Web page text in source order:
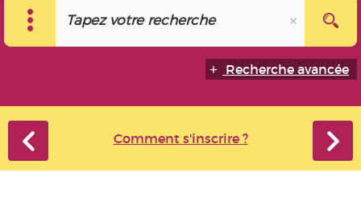
Recherche avancée
Comment s'inscrire ?